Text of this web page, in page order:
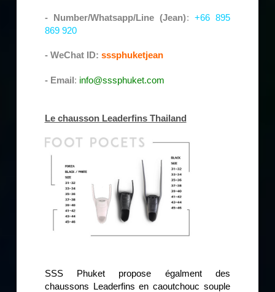
- Number/Whatsapp/Line (Jean): +66 895
869 920
- WeChat ID: sssphuketjean
- Email: info@sssphuket.com
Le chausson Leaderfins Thailand
SSS Phuket propose égalment des
chaussons Leaderfins en caoutchouc souple